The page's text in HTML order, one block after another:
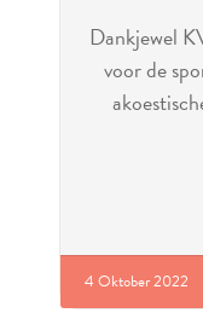
Dankjewel
voor de
4 Oktober 2022